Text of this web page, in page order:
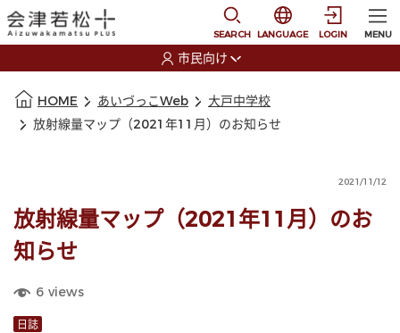
SEARCH
選択すると言語の切
LANGUAGE LOGIN MENU
市民向け
HOME あいづっこWeb
大戸中学校
放射線量マップ（2021年11月）のお知らせ
2021/11/12
放射線量マップ（2021年11月）のお
知らせ
6 views
日誌